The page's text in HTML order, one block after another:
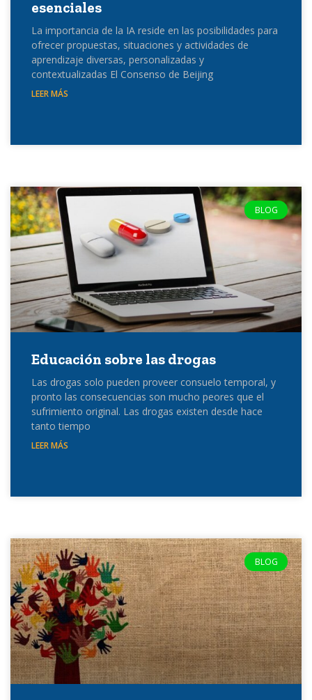
esenciales
La importancia de la IA reside en las posibilidades para
ofrecer propuestas, situaciones y actividades de
aprendizaje diversas, personalizadas y
contextualizadas El Consenso de Beijing
LEER MÁS
BLOG
Educación sobre las drogas
Las drogas solo pueden proveer consuelo temporal, y
pronto las consecuencias son mucho peores que el
sufrimiento original. Las drogas existen desde hace
tanto tiempo
LEER MÁS
BLOG